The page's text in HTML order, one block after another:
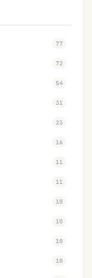
77
72
54
31
23
16
11
11
10
10
10
10